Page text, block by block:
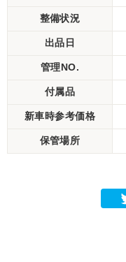
整備状況
出品日
管理NO.
付属品
新車時参考価格
保管場所